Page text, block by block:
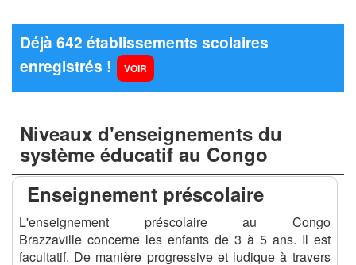
Déjà 642 établissements scolaires
enregistrés !
VOIR
Niveaux d'enseignements du
système éducatif au Congo
Enseignement préscolaire
L'enseignement préscolaire au Congo
Brazzaville concerne les enfants de 3 à 5 ans. Il est
facultatif. De manière progressive et ludique à travers